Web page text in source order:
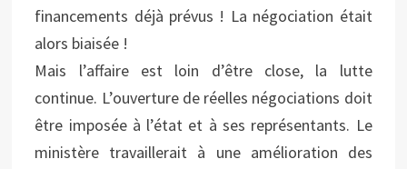
financements déjà prévus ! La négociation était
alors biaisée !
Mais l’affaire est loin d’être close, la lutte
continue. L’ouverture de réelles négociations doit
être imposée à l’état et à ses représentants. Le
ministère travaillerait à une amélioration des